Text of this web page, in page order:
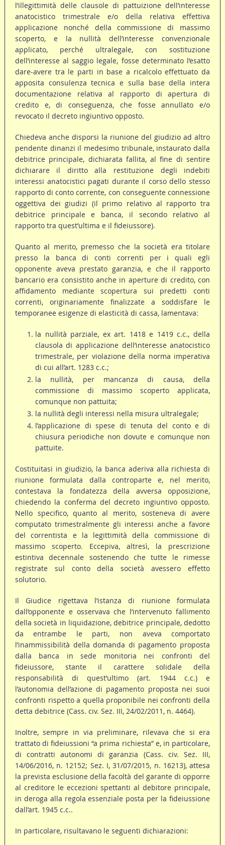
l’illegittimità delle clausole di pattuizione dell’interesse
anatocistico trimestrale e/o della relativa effettiva
applicazione nonché della commissione di massimo
scoperto, e la nullità dell’interesse convenzionale
applicato, perché ultralegale, con sostituzione
dell’interesse al saggio legale, fosse determinato l’esatto
dare-avere tra le parti in base a ricalcolo effettuato da
apposita consulenza tecnica e sulla base della intera
documentazione relativa al rapporto di apertura di
credito e, di conseguenza, che fosse annullato e/o
revocato il decreto ingiuntivo opposto.
Chiedeva anche disporsi la riunione del giudizio ad altro
pendente dinanzi il medesimo tribunale, instaurato dalla
debitrice principale, dichiarata fallita, al fine di sentire
dichiarare il diritto alla restituzione degli indebiti
interessi anatocistici pagati durante il corso dello stesso
rapporto di conto corrente, con conseguente connessione
oggettiva dei giudizi (il primo relativo al rapporto tra
debitrice principale e banca, il secondo relativo al
rapporto tra quest’ultima e il fideiussore).
Quanto al merito, premesso che la società era titolare
presso la banca di conti correnti per i quali egli
opponente aveva prestato garanzia, e che il rapporto
bancario era consistito anche in aperture di credito, con
affidamento mediante scopertura sui predetti conti
correnti, originariamente finalizzate a soddisfare le
temporanee esigenze di elasticità di cassa, lamentava:
la nullità parziale, ex art. 1418 e 1419 c.c., della
clausola di applicazione dell’interesse anatocistico
trimestrale, per violazione della norma imperativa
di cui all’art. 1283 c.c.;
la nullità, per mancanza di causa, della
commissione di massimo scoperto applicata,
comunque non pattuita;
la nullità degli interessi nella misura ultralegale;
l’applicazione di spese di tenuta del conto e di
chiusura periodiche non dovute e comunque non
pattuite.
Costituitasi in giudizio, la banca aderiva alla richiesta di
riunione formulata dalla controparte e, nel merito,
contestava la fondatezza della avversa opposizione,
chiedendo la conferma del decreto ingiuntivo opposto.
Nello specifico, quanto al merito, sosteneva di avere
computato trimestralmente gli interessi anche a favore
del correntista e la legittimità della commissione di
massimo scoperto. Eccepiva, altresì, la prescrizione
estintiva decennale sostenendo che tutte le rimesse
registrate sul conto della società avessero effetto
solutorio.
Il Giudice rigettava l’istanza di riunione formulata
dall’opponente e osservava che l’intervenuto fallimento
della società in liquidazione, debitrice principale, dedotto
da entrambe le parti, non aveva comportato
l’inammissibilità della domanda di pagamento proposta
dalla banca in sede monitoria nei confronti del
fideiussore, stante il carattere solidale della
responsabilità di quest’ultimo (art. 1944 c.c.) e
l’autonomia dell’azione di pagamento proposta nei suoi
confronti rispetto a quella proponibile nei confronti della
detta debitrice (Cass. civ. Sez. III, 24/02/2011, n. 4464).
Inoltre, sempre in via preliminare, rilevava che si era
trattato di fideiussioni “a prima richiesta” e, in particolare,
di contratti autonomi di garanzia (Cass. civ. Sez. III,
14/06/2016, n. 12152; Sez. I, 31/07/2015, n. 16213), attesa
la prevista esclusione della facoltà del garante di opporre
al creditore le eccezioni spettanti al debitore principale,
in deroga alla regola essenziale posta per la fideiussione
dall’art. 1945 c.c..
In particolare, risultavano le seguenti dichiarazioni: